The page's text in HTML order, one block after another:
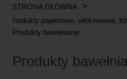
STRONA GŁÓWNA >
Produkty papierowe, włókninowe,
Produkty bawełniane
Produkty